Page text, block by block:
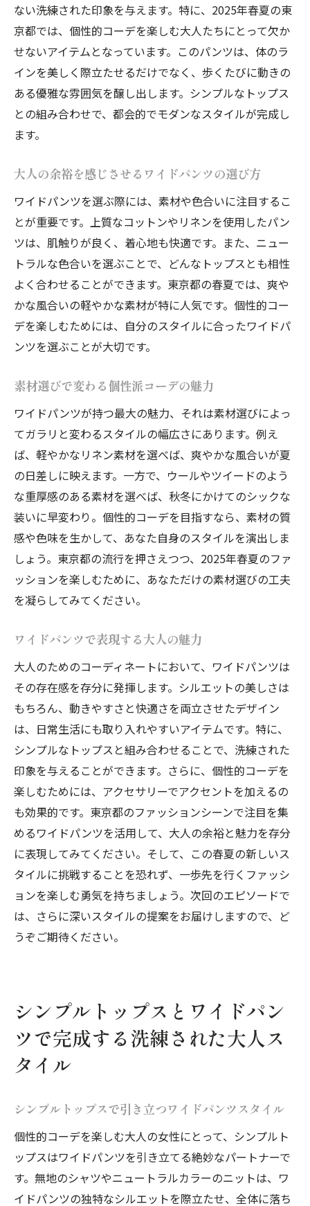
ない洗練された印象を与えます。特に、2025年春夏の東
京都では、個性的コーデを楽しむ大人たちにとって欠か
せないアイテムとなっています。このパンツは、体のラ
インを美しく際立たせるだけでなく、歩くたびに動きの
ある優雅な雰囲気を醸し出します。シンプルなトップス
との組み合わせで、都会的でモダンなスタイルが完成し
ます。
大人の余裕を感じさせるワイドパンツの選び方
ワイドパンツを選ぶ際には、素材や色合いに注目するこ
とが重要です。上質なコットンやリネンを使用したパン
ツは、肌触りが良く、着心地も快適です。また、ニュー
トラルな色合いを選ぶことで、どんなトップスとも相性
よく合わせることができます。東京都の春夏では、爽や
かな風合いの軽やかな素材が特に人気です。個性的コー
デを楽しむためには、自分のスタイルに合ったワイドパ
ンツを選ぶことが大切です。
素材選びで変わる個性派コーデの魅力
ワイドパンツが持つ最大の魅力、それは素材選びによっ
てガラリと変わるスタイルの幅広さにあります。例え
ば、軽やかなリネン素材を選べば、爽やかな風合いが夏
の日差しに映えます。一方で、ウールやツイードのよう
な重厚感のある素材を選べば、秋冬にかけてのシックな
装いに早変わり。個性的コーデを目指すなら、素材の質
感や色味を生かして、あなた自身のスタイルを演出しま
しょう。東京都の流行を押さえつつ、2025年春夏のファ
ッションを楽しむために、あなただけの素材選びの工夫
を凝らしてみてください。
ワイドパンツで表現する大人の魅力
大人のためのコーディネートにおいて、ワイドパンツは
その存在感を存分に発揮します。シルエットの美しさは
もちろん、動きやすさと快適さを両立させたデザイン
は、日常生活にも取り入れやすいアイテムです。特に、
シンプルなトップスと組み合わせることで、洗練された
印象を与えることができます。さらに、個性的コーデを
楽しむためには、アクセサリーでアクセントを加えるの
も効果的です。東京都のファッションシーンで注目を集
めるワイドパンツを活用して、大人の余裕と魅力を存分
に表現してみてください。そして、この春夏の新しいス
タイルに挑戦することを恐れず、一歩先を行くファッシ
ョンを楽しむ勇気を持ちましょう。次回のエピソードで
は、さらに深いスタイルの提案をお届けしますので、ど
うぞご期待ください。
シンプルトップスとワイドパン
ツで完成する洗練された大人ス
タイル
シンプルトップスで引き立つワイドパンツスタイル
個性的コーデを楽しむ大人の女性にとって、シンプルト
ップスはワイドパンツを引き立てる絶妙なパートナーで
す。無地のシャツやニュートラルカラーのニットは、ワ
イドパンツの独特なシルエットを際立たせ、全体に落ち